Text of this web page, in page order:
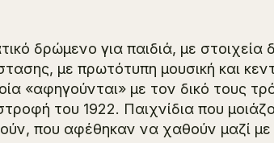
δρώμενο για παιδιά, με
με πρωτότυπη μουσική και
«αφηγούνται» με τον δικό τους
του 1922. Παιχνίδια που
που αφέθηκαν να χαθούν μαζί